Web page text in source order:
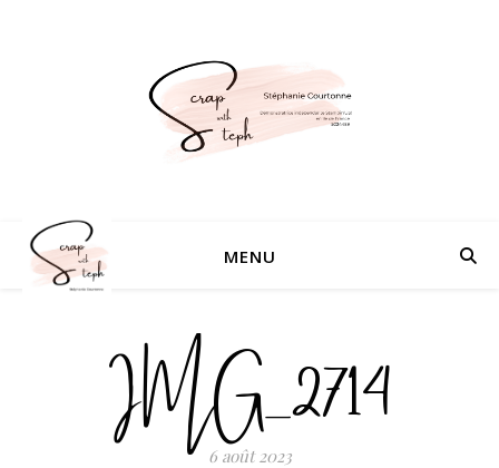
MENU
IMG_2714
6 août 2023